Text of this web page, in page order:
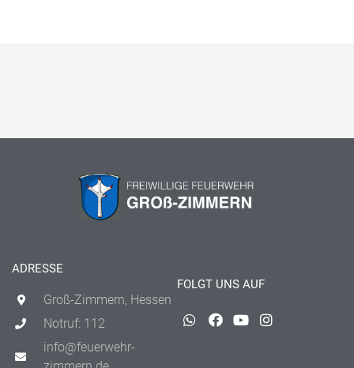
ADRESSE
Groß-Zimmern, Hessen
Notruf: 112
info@feuerwehr-
FOLGT UNS AUF